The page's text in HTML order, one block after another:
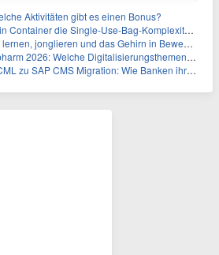
Aktivitäten gibt es einen Bonus?
Container die Single-Use-Bag-Komplexität reduziert
jonglieren und das Gehirn in Bewegung bringen
2026: Welche Digitalisierungsthemen Apotheken betreffen
Migration: Wie Banken ihr Sicherheitenmanagement für SAP S/4HANA modernisieren und regulatorische Anforderungen erfüllen